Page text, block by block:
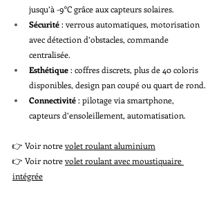
jusqu’à -9°C grâce aux capteurs solaires.
Sécurité : verrous automatiques, motorisation
avec détection d’obstacles, commande
centralisée.
Esthétique : coffres discrets, plus de 40 coloris
disponibles, design pan coupé ou quart de rond.
Connectivité : pilotage via smartphone,
capteurs d’ensoleillement, automatisation.
👉 Voir notre volet roulant aluminium
👉 Voir notre volet roulant avec moustiquaire
intégrée